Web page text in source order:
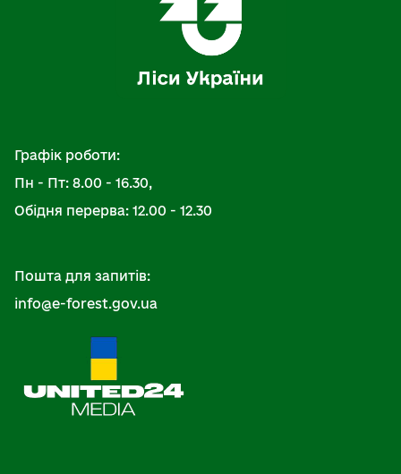
Графік роботи:
Пн - Пт: 8.00 - 16.30,
Обідня перерва: 12.00 - 12.30
Пошта для запитів:
info@e-forest.gov.ua